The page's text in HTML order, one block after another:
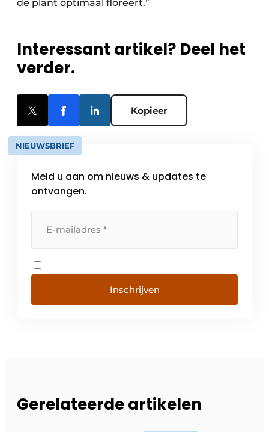
de plant optimaal floreert.”
Interessant artikel? Deel het
verder.
Kopieer
NIEUWSBRIEF
Meld u aan om nieuws & updates te
ontvangen.
Inschrijven
Gerelateerde artikelen